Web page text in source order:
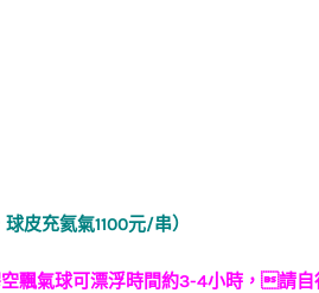
皮充氦氣1100元/串）
飄氣球可漂浮時間約3-4小時，請自